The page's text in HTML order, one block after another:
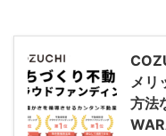
メリ
方法